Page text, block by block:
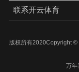
联系开云体育
版权所有2020Copyright ©
万